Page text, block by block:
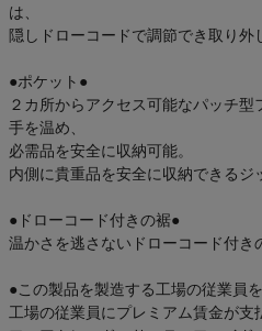
は、
隠しドローコードで調節でき取り外
●ポケット●
２カ所からアクセス可能なパッチ
手を温め、
必需品を安全に収納可能。
内側に貴重品を安全に収納できるジ
●ドローコード付きの裾●
温かさを逃さないドローコード付き
●この製品を製造する工場の従業員
工場の従業員にプレミアム賃金が支